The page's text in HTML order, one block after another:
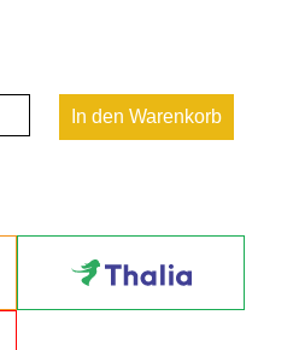
In den Warenkorb